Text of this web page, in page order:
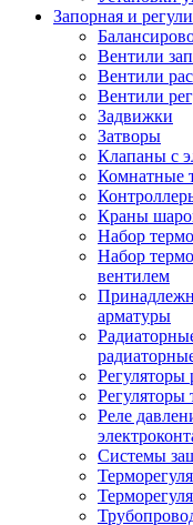
Запорная и
Вентили
Вентили
Вентили
Задвижки
Затворы
Клапаны с
Комнатные
Краны
Набор
Набор
вентилем
арматуры
Регуляторы
Регуляторы
Реле
Системы